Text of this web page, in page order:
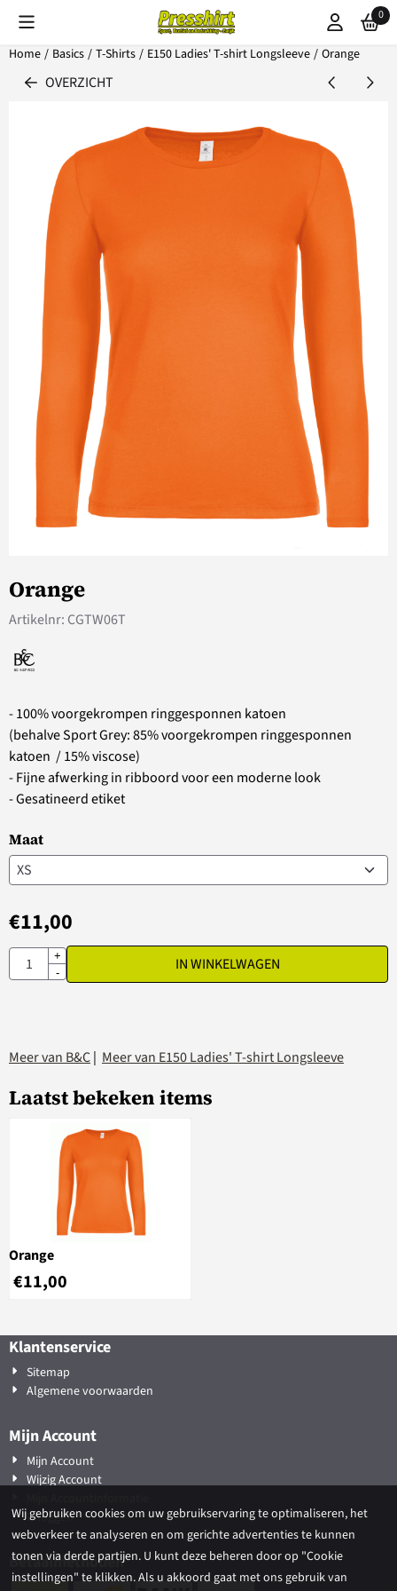
Cookievoorkeuren zijn beschikbaar. Kies instellingen of sta alle 0
Home / Basics / T-Shirts / E150 Ladies' T-shirt Longsleeve / Orange
OVERZICHT
Orange
Artikelnr: CGTW06T
- 100% voorgekrompen ringgesponnen katoen
(behalve Sport Grey: 85% voorgekrompen ringgesponnen
katoen / 15% viscose)
- Fijne afwerking in ribboord voor een moderne look
- Gesatineerd etiket
Maat
€11,00
Aantal
+
-
IN WINKELWAGEN
Meer van B&C| Meer van E150 Ladies' T-shirt Longsleeve
Laatst bekeken items
Orange
€11,00
Klantenservice
Sitemap
Algemene voorwaarden
Mijn Account
Mijn Account
Wijzig Account
Inloggen
Betaalmethoden
Wij gebruiken cookies om uw gebruikservaring te optimaliseren, het
webverkeer te analyseren en om gerichte advertenties te kunnen
tonen via derde partijen. U kunt deze beheren door op "Cookie
instellingen" te klikken. Als u akkoord gaat met ons gebruik van